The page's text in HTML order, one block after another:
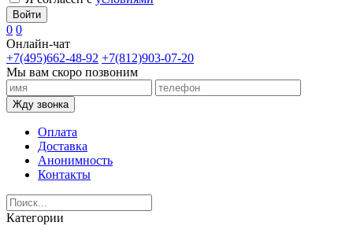
Войти
0 0
Онлайн-чат
+7(495)662-48-92 +7(812)903-07-20
Мы вам скоро позвоним
Жду звонка
Оплата
Доставка
Анонимность
Контакты
Категории